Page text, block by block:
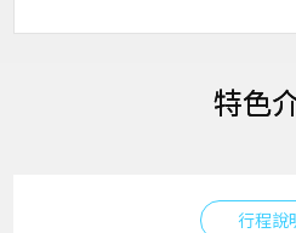
特色
行程說